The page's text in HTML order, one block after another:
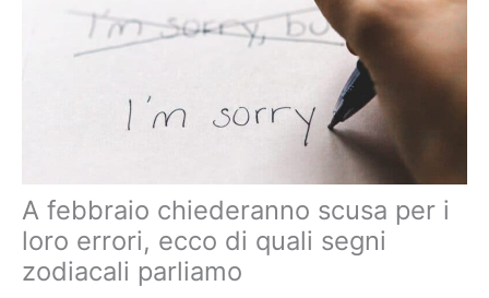
A febbraio chiederanno scusa per i
loro errori, ecco di quali segni
zodiacali parliamo